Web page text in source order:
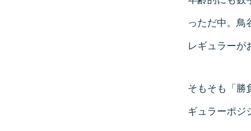
っただ中。鳥
レギュラーが
そもそも「勝
ギュラーポジ